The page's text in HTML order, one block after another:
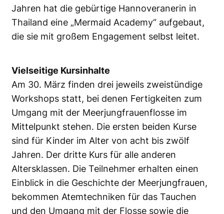
Jahren hat die gebürtige Hannoveranerin in
Thailand eine „Mermaid Academy“ aufgebaut,
die sie mit großem Engagement selbst leitet.
Vielseitige Kursinhalte
Am 30. März finden drei jeweils zweistündige
Workshops statt, bei denen Fertigkeiten zum
Umgang mit der Meerjungfrauenflosse im
Mittelpunkt stehen. Die ersten beiden Kurse
sind für Kinder im Alter von acht bis zwölf
Jahren. Der dritte Kurs für alle anderen
Altersklassen. Die Teilnehmer erhalten einen
Einblick in die Geschichte der Meerjungfrauen,
bekommen Atemtechniken für das Tauchen
und den Umgang mit der Flosse sowie die